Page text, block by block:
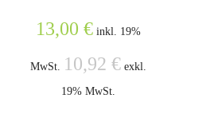
13,00 € inkl. 19%
MwSt. 10,92 €exkl.
19% MwSt.